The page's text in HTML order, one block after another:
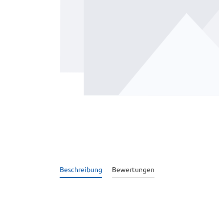
Beschreibung Bewertungen